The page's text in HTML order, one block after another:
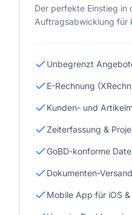
Der perfekte Einstieg in
Auftragsabwicklung für
Unbegrenzt
E-Rechnung
Kunden- und
Zeiterfassung &
GoBD-konforme
Dokumenten-
Mobile App für iOS